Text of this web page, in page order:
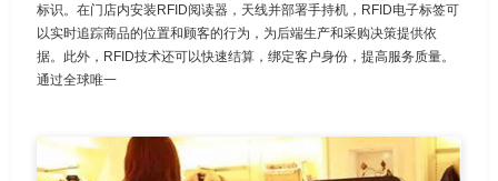
标识。在门店内安装RFID阅读器，天线并部署手持机，RFID电子标签可
以实时追踪商品的位置和顾客的行为，为后端生产和采购决策提供依
据。此外，RFID技术还可以快速结算，绑定客户身份，提高服务质量。
通过全球唯一